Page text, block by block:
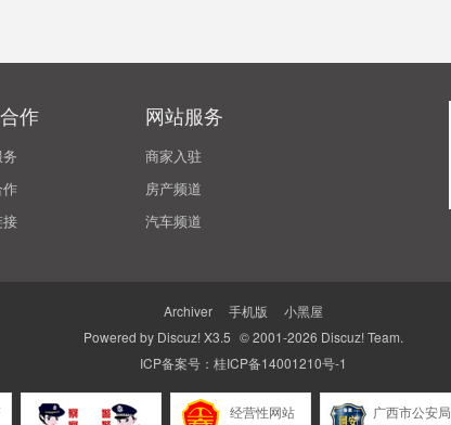
作 网站服务
商家入驻
房产频道
汽车频道
Archiver 手机版
小黑屋
Powered by Discuz! X3.5 © 2001-2026 Discuz! Team.
ICP备案号： 桂ICP备14001210号-1
经营性网站 广西市公安局